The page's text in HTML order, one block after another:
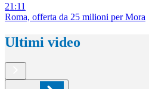
21:11
Roma, offerta da 25 milioni per Mora
Ultimi video